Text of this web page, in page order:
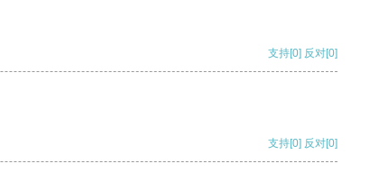
支持[0] 反对[0]
支持[0] 反对[0]